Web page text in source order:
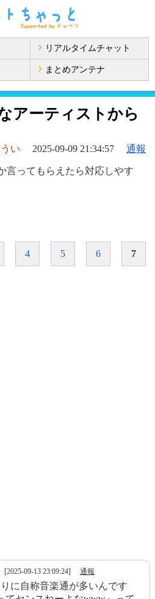
リアルタイムチャット
まとめアンテナ
アーティストから
い 2025-09-09 21:34:57 通報
言ってもらえたら対応しやす
4 5 6 7
[2025-09-13 23:09:24] 通報
に自称音楽通が多いんです